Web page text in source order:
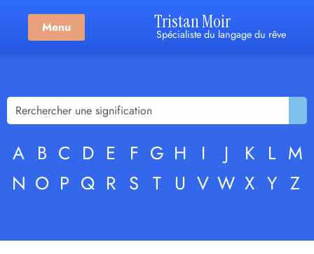
Menu Tristan Moir
Spécialiste du langage du rêve
A B C D E F G H I J K L M
N O P Q R S T U V W X Y Z